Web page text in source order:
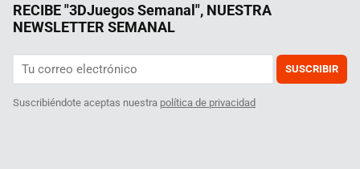
RECIBE "3DJuegos Semanal", NUESTRA
NEWSLETTER SEMANAL
SUSCRIBIR
Suscribiéndote aceptas nuestra política de privacidad